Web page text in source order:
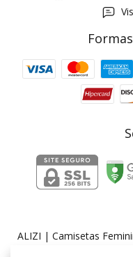
ALIZI | Camisetas
Cupom 1a compra:
2 pecas